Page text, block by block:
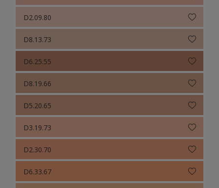
D2.09.80
D8.13.73
D6.25.55
D8.19.66
D5.20.65
D3.19.73
D2.30.70
D6.33.67